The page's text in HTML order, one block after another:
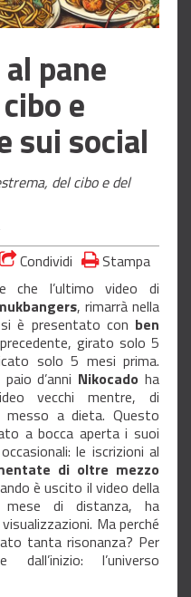
pane
e
sui social
del cibo e del
Condividi
Stampa
che l’ultimo video di
, rimarrà nella
è presentato con ben
girato solo 5
solo 5 mesi prima.
d’anni Nikocado ha
vecchi mentre, di
a dieta. Questo
a bocca aperta i suoi
le iscrizioni al
di oltre mezzo
è uscito il video della
di distanza, ha
Ma perché
tanta risonanza? Per
l’universo